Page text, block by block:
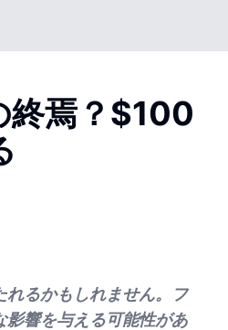
終焉？$100
れるかもしれません。フ
影響を与える可能性があ